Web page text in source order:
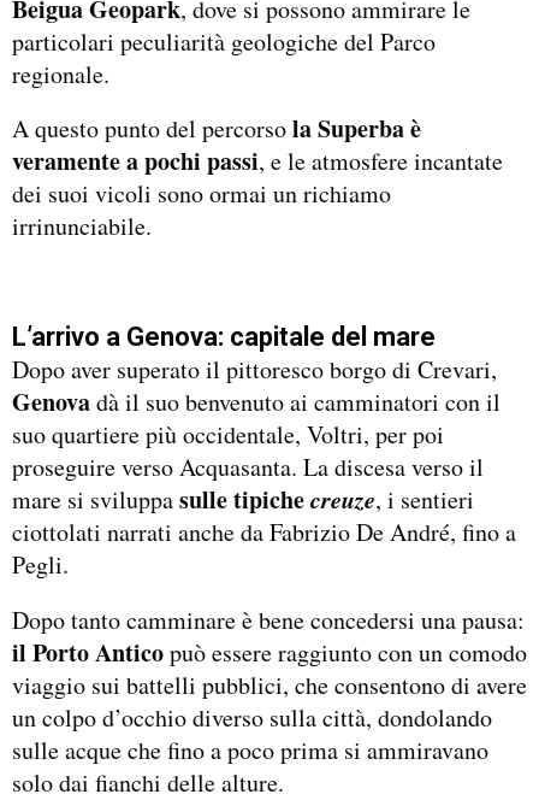
Beigua Geopark, dove si possono ammirare le
particolari peculiarità geologiche del Parco
regionale.
A questo punto del percorsola Superba è
veramente a pochi passi, e le atmosfere incantate
dei suoi vicoli sono ormai un richiamo
irrinunciabile.
L’arrivo a Genova: capitale del mare
Dopo aver superato il pittoresco borgo di Crevari,
Genovadà il suo benvenuto ai camminatori con il
suo quartiere più occidentale, Voltri, per poi
proseguire verso Acquasanta. La discesa verso il
mare si sviluppasulle tipichecreuze, i sentieri
ciottolati narrati anche da Fabrizio De André, fino a
Pegli.
Dopo tanto camminare è bene concedersi una pausa:
il Porto Anticopuò essere raggiunto con un comodo
viaggio sui battelli pubblici, che consentono di avere
un colpo d’occhio diverso sulla città, dondolando
sulle acque che fino a poco prima si ammiravano
solo dai fianchi delle alture.